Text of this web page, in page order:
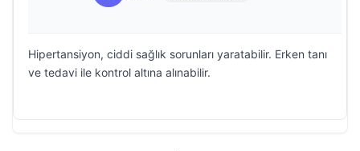
Hipertansiyon, ciddi sağlık sorunları yaratabilir. Erken tanı
ve tedavi ile kontrol altına alınabilir.